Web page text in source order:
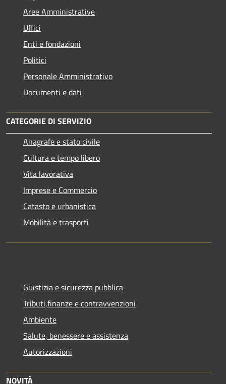
Aree Amministrative
Uffici
Enti e fondazioni
Politici
Personale Amministrativo
Documenti e dati
CATEGORIE DI SERVIZIO
Anagrafe e stato civile
Cultura e tempo libero
Vita lavorativa
Imprese e Commercio
Catasto e urbanistica
Mobilità e trasporti
Giustizia e sicurezza pubblica
Tributi,finanze e contravvenzioni
Ambiente
Salute, benessere e assistenza
Autorizzazioni
NOVITÀ